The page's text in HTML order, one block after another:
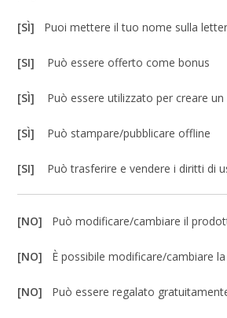
[SÌ] Puoi mettere il tuo nome sulla
[SI] Può essere offerto come bonus
[SÌ] Può essere utilizzato per creare un
[SÌ] Può stampare/pubblicare offline
[SI] Può trasferire e vendere i diritti di
[NO] Può modificare/cambiare il
[NO] È possibile modificare/cambiare
[NO] Può essere regalato